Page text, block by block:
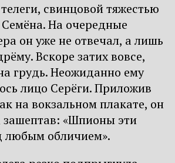
свинцовой тяжестью
На очередные
он уже не отвечал, а лишь
Вскоре затих вовсе,
грудь. Неожиданно ему
лицо Серёги. Приложив
на вокзальном плакате, он
зашептав: «Шпионы эти
любым обличием».